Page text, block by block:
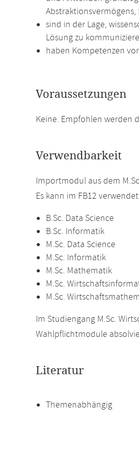
sind in der Lage,
Lösung zu
haben Kompetenzen
Voraussetzungen
Keine. Empfohlen werden
Verwendbarkeit
Importmodul aus dem
Es kann im FB12
B.Sc. Data Science
B.Sc. Informatik
M.Sc. Data Science
M.Sc. Informatik
M.Sc. Mathematik
M.Sc.
M.Sc.
Im Studiengang M.Sc.
Wahlpflichtmodule
Literatur
Themenabhängig